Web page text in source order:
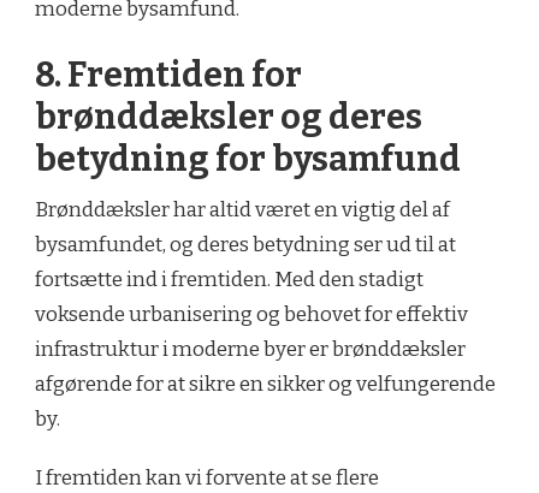
moderne bysamfund.
8. Fremtiden for
brønddæksler og deres
betydning for bysamfund
Brønddæksler har altid været en vigtig del af
bysamfundet, og deres betydning ser ud til at
fortsætte ind i fremtiden. Med den stadigt
voksende urbanisering og behovet for effektiv
infrastruktur i moderne byer er brønddæksler
afgørende for at sikre en sikker og velfungerende
by.
I fremtiden kan vi forvente at se flere